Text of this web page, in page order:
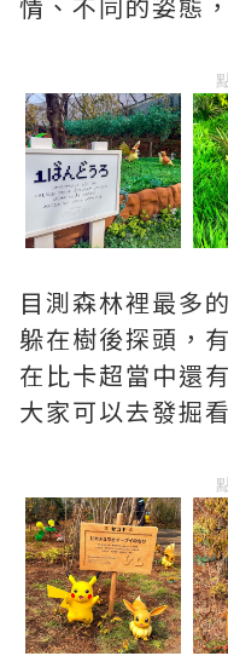
目測森林裡最多
躲在樹後探頭，
在比卡超當中還
大家可以去發掘